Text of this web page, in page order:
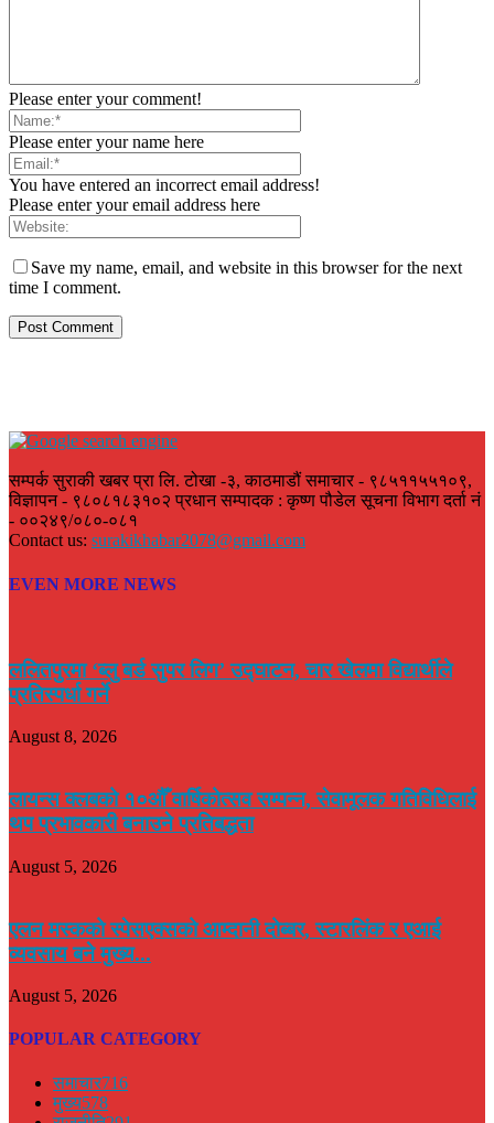
Please enter your comment!
Please enter your name here
You have entered an incorrect email address!
Please enter your email address here
Save my name, email, and website in this browser for the next
time I comment.
सम्पर्क सुराकी खबर प्रा लि. टोखा -३, काठमाडौं समाचार - ९८५११५५१०९,
विज्ञापन - ९८०८१८३१०२ प्रधान सम्पादक : कृष्ण पौडेल सूचना विभाग दर्ता नं
- ००२४९/०८०-०८१
Contact us: surakikhabar2078@gmail.com
EVEN MORE NEWS
ललितपुरमा ‘ब्लु बर्ड सुपर लिग’ उद्घाटन, चार खेलमा विद्यार्थीले
प्रतिस्पर्धा गर्ने
August 8, 2026
लायन्स क्लबको १०औँ वार्षिकोत्सव सम्पन्न, सेवामूलक गतिविधिलाई
थप प्रभावकारी बनाउने प्रतिबद्धता
August 5, 2026
एलन मस्कको स्पेसएक्सको आम्दानी दोब्बर, स्टारलिंक र एआई
व्यवसाय बने मुख्य...
August 5, 2026
POPULAR CATEGORY
समाचार716
मुख्य578